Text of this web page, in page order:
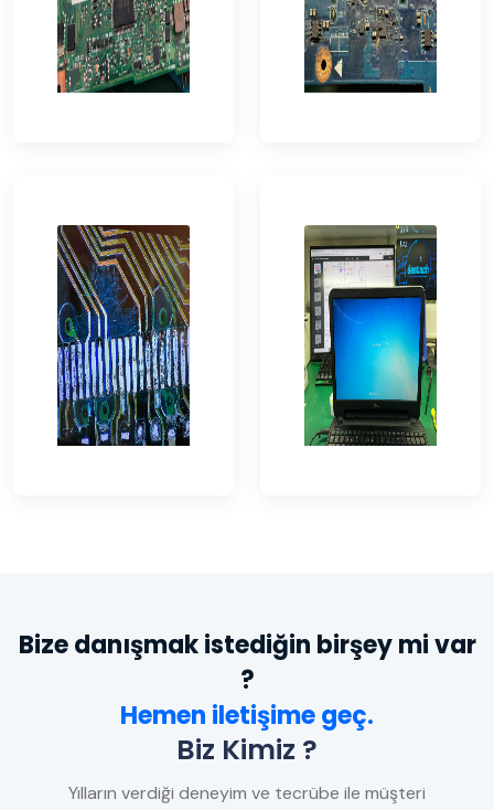
Bize danışmak istediğin birşey mi var
?
Hemen iletişime geç.
Biz Kimiz ?
Yılların verdiği deneyim ve tecrübe ile müşteri